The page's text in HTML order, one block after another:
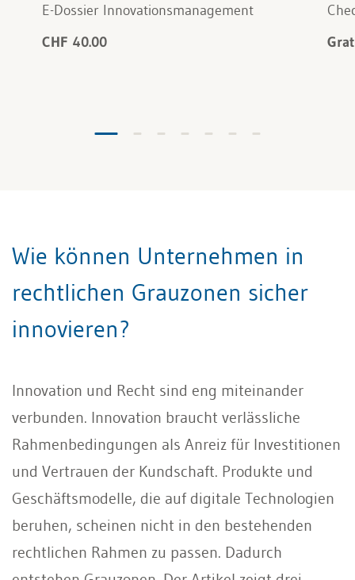
E-Dossier Innovationsmanagement
CHF 40.00
Wie können Unternehmen in
rechtlichen Grauzonen sicher
innovieren?
Innovation und Recht sind eng miteinander
verbunden. Innovation braucht verlässliche
Rahmenbedingungen als Anreiz für Investitionen
und Vertrauen der Kundschaft. Produkte und
Geschäftsmodelle, die auf digitale Technologien
beruhen, scheinen nicht in den bestehenden
rechtlichen Rahmen zu passen. Dadurch